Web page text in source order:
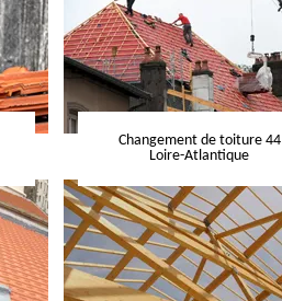
Changement de toiture 44
Loire-Atlantique